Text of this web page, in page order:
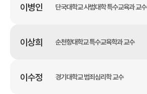
이병인 단국대학교 사범대학 특수교육과 교수
이상희 순천향대학교 특수교육학과 교수
이수정 경기대학교 범죄심리학 교수